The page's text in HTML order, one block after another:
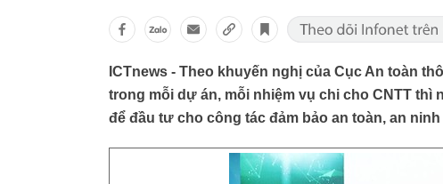
ICTnews - Theo khuyến nghị của Cục An toàn
trong mỗi dự án, mỗi nhiệm vụ chi cho CNTT thì
để đầu tư cho công tác đảm bảo an toàn, an ninh